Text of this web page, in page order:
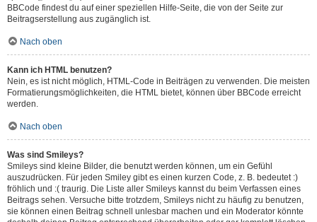
BBCode findest du auf einer speziellen Hilfe-Seite, die von der Seite zur
Beitragserstellung aus zugänglich ist.
Nach oben
Kann ich HTML benutzen?
Nein, es ist nicht möglich, HTML-Code in Beiträgen zu verwenden. Die meisten
Formatierungsmöglichkeiten, die HTML bietet, können über BBCode erreicht
werden.
Nach oben
Was sind Smileys?
Smileys sind kleine Bilder, die benutzt werden können, um ein Gefühl
auszudrücken. Für jeden Smiley gibt es einen kurzen Code, z. B. bedeutet :)
fröhlich und :( traurig. Die Liste aller Smileys kannst du beim Verfassen eines
Beitrags sehen. Versuche bitte trotzdem, Smileys nicht zu häufig zu benutzen,
sie können einen Beitrag schnell unlesbar machen und ein Moderator könnte